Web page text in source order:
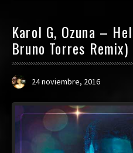
Karol G, Ozuna –
Bruno Torres Remix)
24 noviembre, 2016